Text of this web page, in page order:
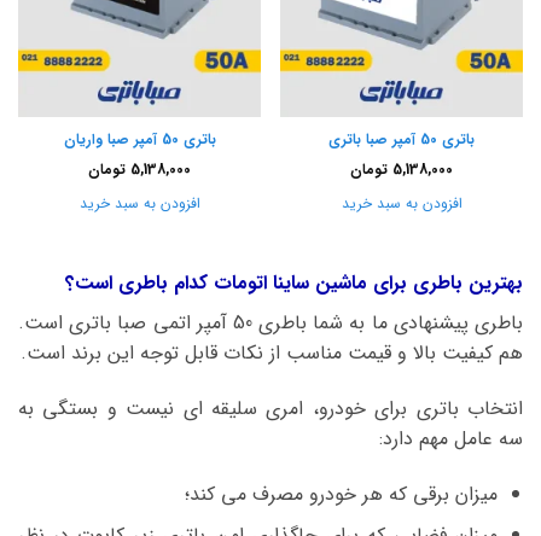
باتری 50 آمپر صبا باتری
5,138,000 تومان
افزودن به سبد خرید
باتری 50 آمپر صبا واریان
5,138,000 تومان
افزودن به سبد خرید
بهترین باطری برای ماشین ساینا اتومات کدام باطری است؟
باطری پیشنهادی ما به شما باطری 50 آمپر اتمی صبا باتری است.
هم کیفیت بالا و قیمت مناسب از نکات قابل توجه این برند است.
انتخاب باتری برای خودرو، امری سلیقه ای نیست و بستگی به
سه عامل مهم دارد:
میزان برقی که هر خودرو مصرف می کند؛